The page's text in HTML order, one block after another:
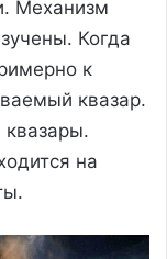
Механизм
Когда
к
квазар.
на